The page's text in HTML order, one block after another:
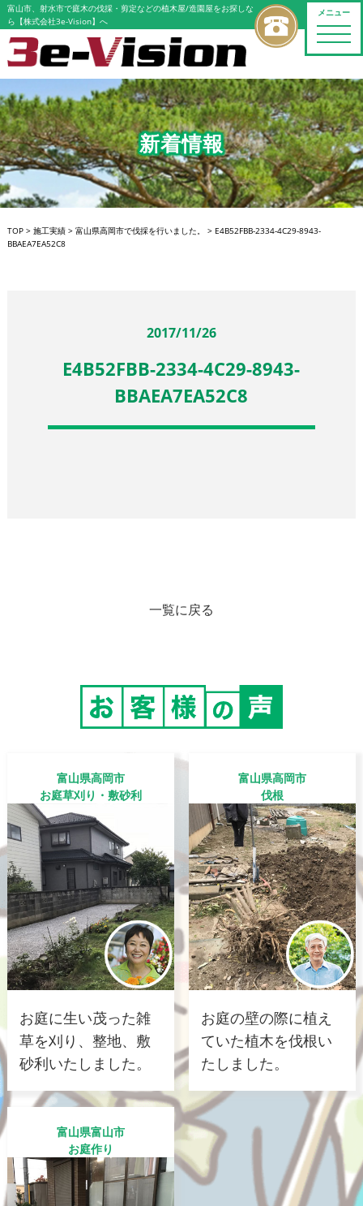
メニュー
toggle
富山市、射水市で庭木の伐採・剪定などの植木屋/造園屋をお探しな
ら【株式会社3e-Vision】へ
新着情報
TOP> 施工実績> 富山県高岡市で伐採を行いました。 > E4B52FBB-2334-4C29-8943-
BBAEA7EA52C8
2017/11/26
E4B52FBB-2334-4C29-8943-
BBAEA7EA52C8
一覧に戻る
富山県高岡市
お庭草刈り・敷砂利
お庭に生い茂った雑
草を刈り、整地、敷
砂利いたしました。
富山県高岡市
伐根
お庭の壁の際に植え
ていた植木を伐根い
たしました。
富山県富山市
お庭作り